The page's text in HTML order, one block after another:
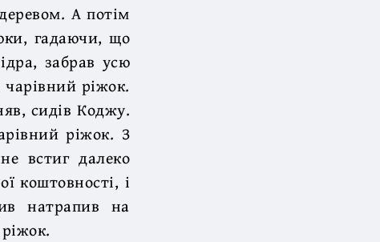
А потім
гадаючи, що
забрав усю
ріжок.
сидів Коджу.
ріжок. З
встиг далеко
коштовності, і
натрапив на